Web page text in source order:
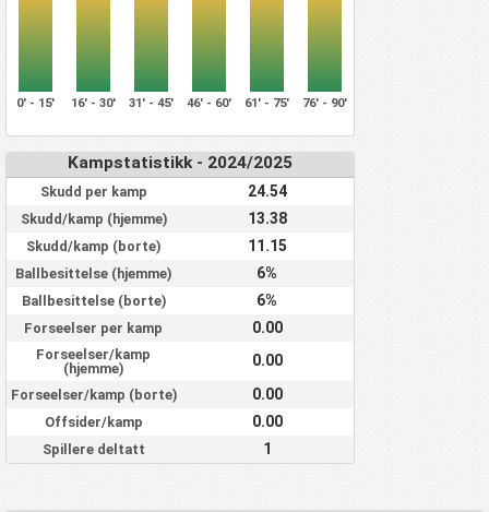
0' - 15' 16' - 30' 31' - 45' 46' - 60' 61' - 75' 76' - 90'
Kampstatistikk - 2024/2025
Skudd per kamp 24.54
Skudd/kamp (hjemme) 13.38
Skudd/kamp (borte) 11.15
Ballbesittelse (hjemme) 6%
Ballbesittelse (borte) 6%
Forseelser per kamp 0.00
Forseelser/kamp
(hjemme)
0.00
Forseelser/kamp (borte) 0.00
Offsider/kamp 0.00
Spillere deltatt 1